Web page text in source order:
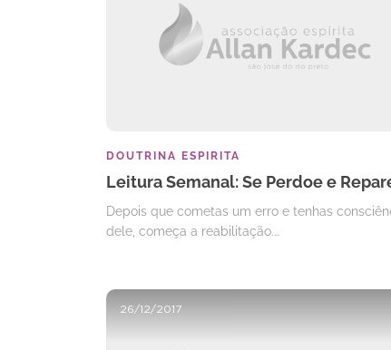
DOUTRINA ESPIRITA
Leitura Semanal: Se Perdoe e
Depois que cometas um erro e tenhas
dele, começa a reabilitação.…
26/12/2017